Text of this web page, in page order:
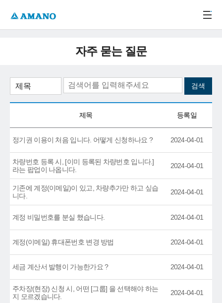
자주 묻는 질문
제목 등록일
정기권 이용이 처음 입니다. 어떻게 신청하나요 ? 2024-04-01
차량번호 등록 시, [이미 등록된 차량번호 입니다.]
라는 팝업이 나옵니다.
2024-04-01
기존에 계정(이메일)이 있고, 차량추가만 하고 싶습
니다.
2024-04-01
계정 비밀번호를 분실 했습니다. 2024-04-01
계정(이메일) 휴대폰번호 변경 방법 2024-04-01
세금 계산서 발행이 가능한가요 ? 2024-04-01
주차장(현장) 신청 시, 어떤 [그룹] 을 선택해야 하는
지 모르겠습니다.
2024-04-01